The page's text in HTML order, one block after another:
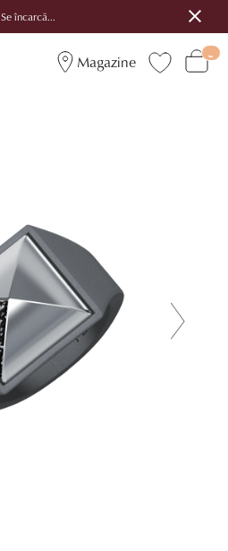
Se încarcă...
Magazine